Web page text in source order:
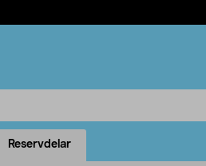
Reservdelar